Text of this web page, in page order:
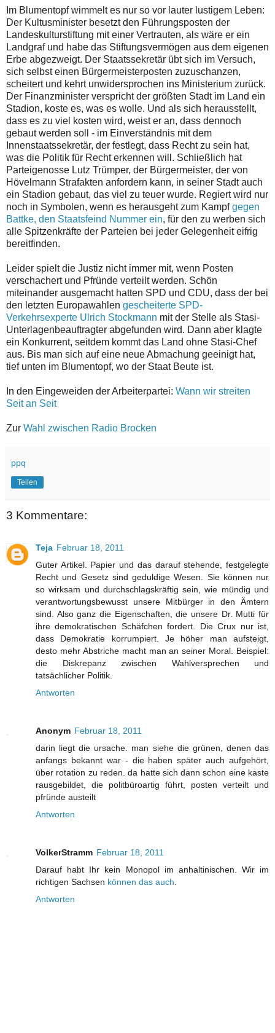
Im Blumentopf wimmelt es nur so vor lauter lustigem Leben:
Der Kultusminister besetzt den Führungsposten der
Landeskulturstiftung mit einer Vertrauten, als wäre er ein
Landgraf und habe das Stiftungsvermögen aus dem eigenen
Erbe abgezweigt. Der Staatssekretär übt sich im Versuch,
sich selbst einen Bürgermeisterposten zuzuschanzen,
scheitert und kehrt unwidersprochen ins Ministerium zurück.
Der Finanzminister verspricht der größten Stadt im Land ein
Stadion, koste es, was es wolle. Und als sich herausstellt,
dass es zu viel kosten wird, weist er an, dass dennoch
gebaut werden soll - im Einverständnis mit dem
Innenstaatssekretär, der festlegt, dass Recht zu sein hat,
was die Politik für Recht erkennen will. Schließlich hat
Parteigenosse Lutz Trümper, der Bürgermeister, der von
Hövelmann Strafakten anfordern kann, in seiner Stadt auch
ein Stadion gebaut, das viel zu teuer wurde. Regiert wird nur
noch in Symbolen, wenn es herausgeht zum Kampfgegen
Battke, den Staatsfeind Nummer ein, für den zu werben sich
alle Spitzenkräfte der Parteien bei jeder Gelegenheit eifrig
bereitfinden.
Leider spielt die Justiz nicht immer mit, wenn Posten
verschachert und Pfründe verteilt werden. Schön
miteinander ausgemacht hatten SPD und CDU, dass der bei
den letzten Europawahlen gescheiterte SPD-
Verkehrsexperte Ulrich Stockmann mit der Stelle als Stasi-
Unterlagenbeauftragter abgefunden wird. Dann aber klagte
ein Konkurrent, seitdem kommt das Land ohne Stasi-Chef
aus. Bis man sich auf eine neue Abmachung geeinigt hat,
tief unten im Blumentopf, wo der Staat Beute ist.
In den Eingeweiden der Arbeiterpartei: Wann wir streiten
Seit an Seit
Zur Wahl zwischen Radio Brocken
ppq
Teilen
3 Kommentare:
Teja Februar 18, 2011
Guter Artikel. Papier und das darauf stehende, festgelegte
Recht und Gesetz sind geduldige Wesen. Sie können nur
so wirksam und durchschlagskräftig sein, wie mündig und
verantwortungsbewusst unsere Mitbürger in den Ämtern
sind. Also ganz die Eigenschaften, die unsere Dr. Mutti für
ihre demokratischen Schäfchen fordert. Die Crux nur ist,
dass Demokratie korrumpiert. Je höher man aufsteigt,
desto mehr Abstriche macht man an seiner Moral. Beispiel:
die Diskrepanz zwischen Wahlversprechen und
tatsächlicher Politik.
Antworten
Anonym Februar 18, 2011
darin liegt die ursache. man siehe die grünen, denen das
anfangs bekannt war - die haben später auch aufgehört,
über rotation zu reden. da hatte sich dann schon eine kaste
rausgebildet, die politbüroartig führt, posten verteilt und
pfründe austeilt
Antworten
VolkerStramm Februar 18, 2011
Darauf habt Ihr kein Monopol im anhaltinischen. Wir im
richtigen Sachsen können das auch
Antworten